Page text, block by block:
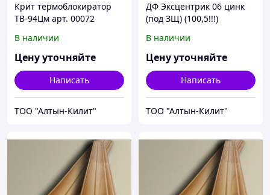
Крит термоблокиратор
ТВ-94Цм арт. 00072
В наличии
Цену уточняйте
Написать
ТОО "Алтын-Килит"
ДФ Эксцентрик 06 цинк
(под ЗЩ) (100,5!!!)
В наличии
Цену уточняйте
Написать
ТОО "Алтын-Килит"